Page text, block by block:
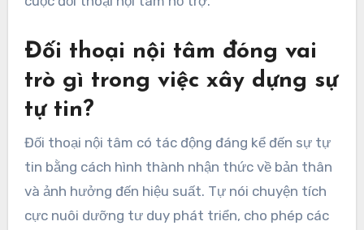
Đối thoại nội tâm đóng vai
trò gì trong việc xây dựng sự
tự tin?
Đối thoại nội tâm có tác động đáng kể đến sự tự
tin bằng cách hình thành nhận thức về bản thân
và ảnh hưởng đến hiệu suất. Tự nói chuyện tích
cực nuôi dưỡng tư duy phát triển, cho phép các